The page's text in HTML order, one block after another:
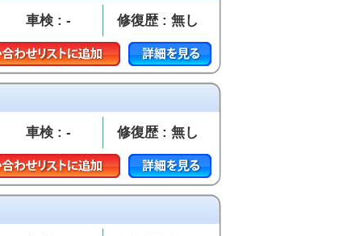
車検 : - 修復歴 : 無し
車検 : - 修復歴 : 無し